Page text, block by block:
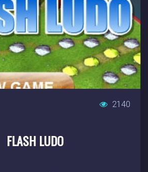
2140
FLASH LUDO